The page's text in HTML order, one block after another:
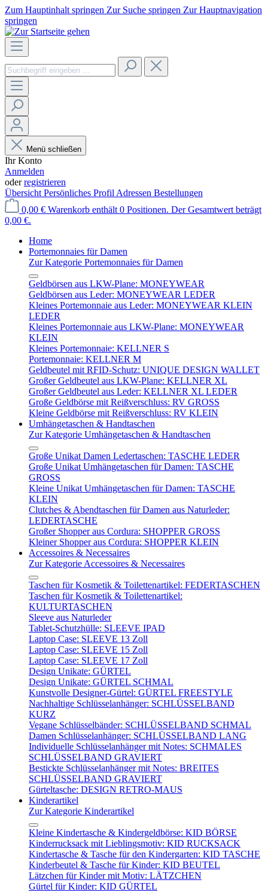
Zum Hauptinhalt springen Zur Suche springen Zur Hauptnavigation
springen
Menü schließen
Ihr Konto
Anmelden
oderregistrieren
Übersicht Persönliches Profil Adressen Bestellungen
0,00 € Warenkorb enthält 0 Positionen. Der Gesamtwert beträgt
0,00 €.
Home
Portemonnaies für Damen
Zur Kategorie Portemonnaies für Damen
Geldbörsen aus LKW-Plane: MONEYWEAR
Geldbörsen aus Leder: MONEYWEAR LEDER
Kleines Portemonnaie aus Leder: MONEYWEAR KLEIN
LEDER
Kleines Portemonnaie aus LKW-Plane: MONEYWEAR
KLEIN
Kleines Portemonnaie: KELLNER S
Portemonnaie: KELLNER M
Geldbeutel mit RFID-Schutz: UNIQUE DESIGN WALLET
Großer Geldbeutel aus LKW-Plane: KELLNER XL
Großer Geldbeutel aus Leder: KELLNER XL LEDER
Große Geldbörse mit Reißverschluss: RV GROSS
Kleine Geldbörse mit Reißverschluss: RV KLEIN
Umhängetaschen & Handtaschen
Zur Kategorie Umhängetaschen & Handtaschen
Große Unikat Damen Ledertaschen: TASCHE LEDER
Große Unikat Umhängetaschen für Damen: TASCHE
GROSS
Kleine Unikat Umhängetaschen für Damen: TASCHE
KLEIN
Clutches & Abendtaschen für Damen aus Naturleder:
LEDERTASCHE
Großer Shopper aus Cordura: SHOPPER GROSS
Kleiner Shopper aus Cordura: SHOPPER KLEIN
Accessoires & Necessaires
Zur Kategorie Accessoires & Necessaires
Taschen für Kosmetik & Toilettenartikel: FEDERTASCHEN
Taschen für Kosmetik & Toilettenartikel:
KULTURTASCHEN
Sleeve aus Naturleder
Tablet-Schutzhülle: SLEEVE IPAD
Laptop Case: SLEEVE 13 Zoll
Laptop Case: SLEEVE 15 Zoll
Laptop Case: SLEEVE 17 Zoll
Design Unikate: GÜRTEL
Design Unikate: GÜRTEL SCHMAL
Kunstvolle Designer-Gürtel: GÜRTEL FREESTYLE
Nachhaltige Schlüsselanhänger: SCHLÜSSELBAND
KURZ
Vegane Schlüsselbänder: SCHLÜSSELBAND SCHMAL
Damen Schlüsselanhänger: SCHLÜSSELBAND LANG
Individuelle Schlüsselanhänger mit Notes: SCHMALES
SCHLÜSSELBAND GRAVIERT
Bestickte Schlüsselanhänger mit Notes: BREITES
SCHLÜSSELBAND GRAVIERT
Gürteltasche: DESIGN RETRO-MAUS
Kinderartikel
Zur Kategorie Kinderartikel
Kleine Kindertasche & Kindergeldbörse: KID BÖRSE
Kinderrucksack mit Lieblingsmotiv: KID RUCKSACK
Kindertasche & Tasche für den Kindergarten: KID TASCHE
Kinderbeutel & Tasche für Kinder: KID BEUTEL
Lätzchen für Kinder mit Motiv: LÄTZCHEN
Gürtel für Kinder: KID GÜRTEL